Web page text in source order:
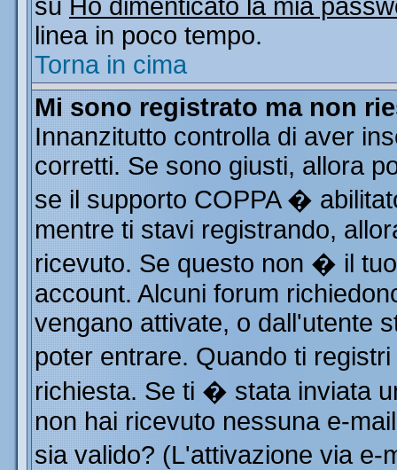
su Ho dimenticato la mia
linea in poco tempo.
Torna in cima
Mi sono registrato ma non
Innanzitutto controlla di aver
corretti. Se sono giusti, allora
se il supporto COPPA �
mentre ti stavi registrando,
ricevuto. Se questo non � il
account. Alcuni forum
vengano attivate, o dall'utente
poter entrare. Quando ti
richiesta. Se ti � stata inviata
non hai ricevuto nessuna e-
sia valido? (L'attivazione via